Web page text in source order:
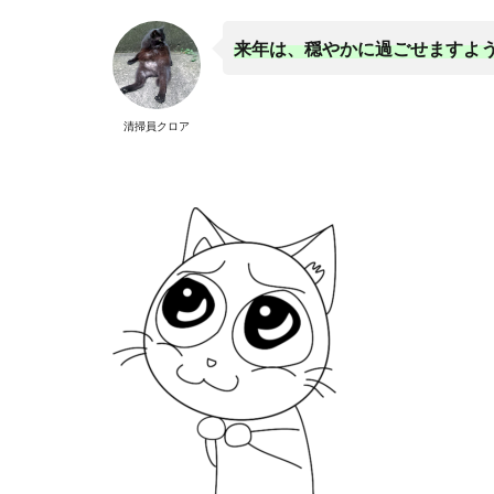
清掃員クロア
来年は、穏やかに過ごせますよ